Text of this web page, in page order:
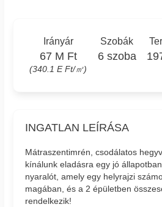
Irányár
67 M Ft
(340.1 E Ft/㎡)
Szobák
6 szoba
INGATLAN LEÍRÁSA
Mátraszentimrén, csodálatos
kínálunk eladásra egy jó
nyaralót, amely egy helyrajzi
magában, és a 2 épületben
rendelkezik!